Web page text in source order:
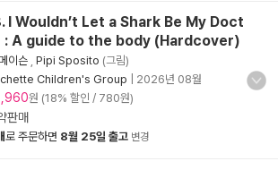
I Wouldn’t Let a Shark Be My Doct
: A guide to the body (Hardcover)
이슨 Pipi Sposito (그림)
Children's Group
2026년 08월
원 (18% 할인 / 780원)
판매
로 주문하면 8월 25일 출고 변경